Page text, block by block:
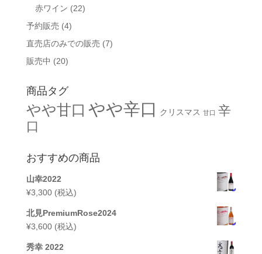
赤ワイン (22)
予約販売 (4)
直売店のみでの販売 (7)
販売中 (20)
商品タグ
やや甘口 やや辛口 クリスマス 甘口 辛
口
おすすめの商品
山幸2022
¥3,300 (税込)
北見PremiumRose2024
¥3,600 (税込)
秀幸 2022